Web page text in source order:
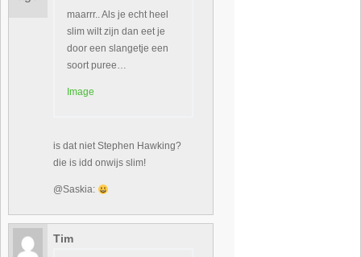
maarrr.. Als je echt heel
slim wilt zijn dan eet je
door een slangetje een
soort puree…
Image
is dat niet Stephen Hawking?
die is idd onwijs slim!
@Saskia:
Tim